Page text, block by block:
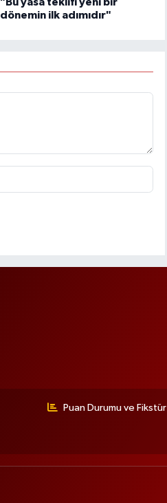
"Bu yasa teklifi yeni bir
dönemin ilk adımıdır"
Puan Durumu ve Fikstür